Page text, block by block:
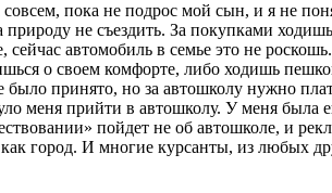
совсем, пока не подрос мой сын, и я не
природу не съездить. За покупками
автомобиль в семье это не
о своем комфорте, либо ходишь
было принято, но за автошколу нужно
меня прийти в автошколу. У меня
пойдет не об автошколе, и
город. И многие курсанты, из любых